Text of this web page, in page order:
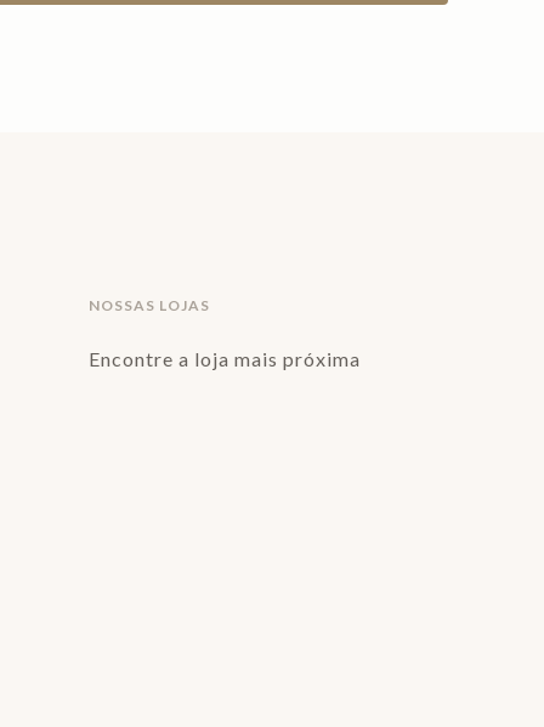
NOSSAS LOJAS
Encontre a loja mais próxima